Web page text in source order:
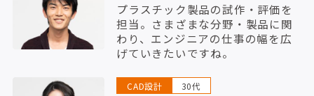
プラスチック製品の試作・評価を
担当。さまざまな分野・製品に関
わり、エンジニアの仕事の幅を広
げていきたいですね。
CAD設計 30代